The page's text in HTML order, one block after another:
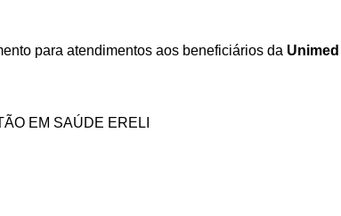
para atendimentos aos beneficiários da
EM SAÚDE ERELI